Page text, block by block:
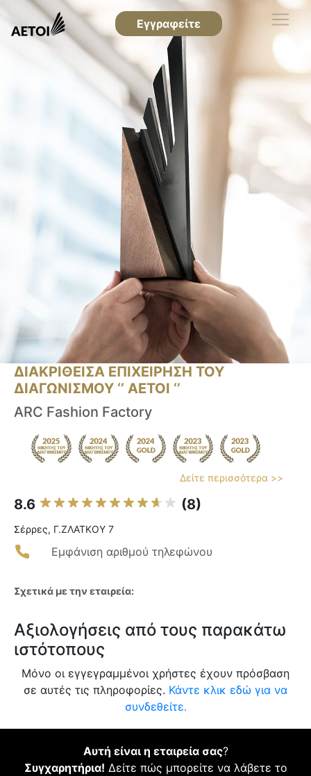
Εγγραφείτε
ΔΙΑΚΡΙΘΕΙΣΑ ΕΠΙΧΕΙΡΗΣΗ ΤΟΥ
ΔΙΑΓΩΝΙΣΜΟΥ ‘’ ΑΕΤΟΙ ‘’
ARC Fashion Factory
Δείτε περισσότερα >>
8.6 (8)
Σέρρες, Γ.ΖΛΑΤΚΟΥ 7
Εμφάνιση αριθμού τηλεφώνου
Σχετικά με την εταιρεία:
Αξιολογήσεις από τους παρακάτω
ιστότοπους
Μόνο οι εγγεγραμμένοι χρήστες έχουν πρόσβαση
σε αυτές τις πληροφορίες. Κάντε κλικ εδώ για να
συνδεθείτε.
Αυτή είναι η εταιρεία σας?
Συγχαρητήρια! Δείτε πώς μπορείτε να λάβετε το